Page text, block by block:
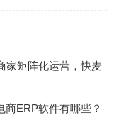
家矩阵化运营，快麦
商ERP软件有哪些？